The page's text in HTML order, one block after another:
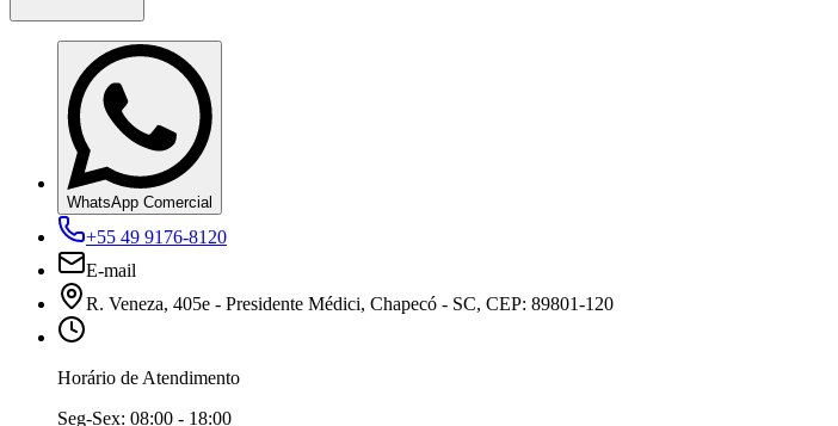
WhatsApp Comercial
+55 49 9176-8120
E-mail
R. Veneza, 405e - Presidente Médici, Chapecó - SC, CEP: 89801-120
Horário de Atendimento
Seg-Sex: 08:00 - 18:00